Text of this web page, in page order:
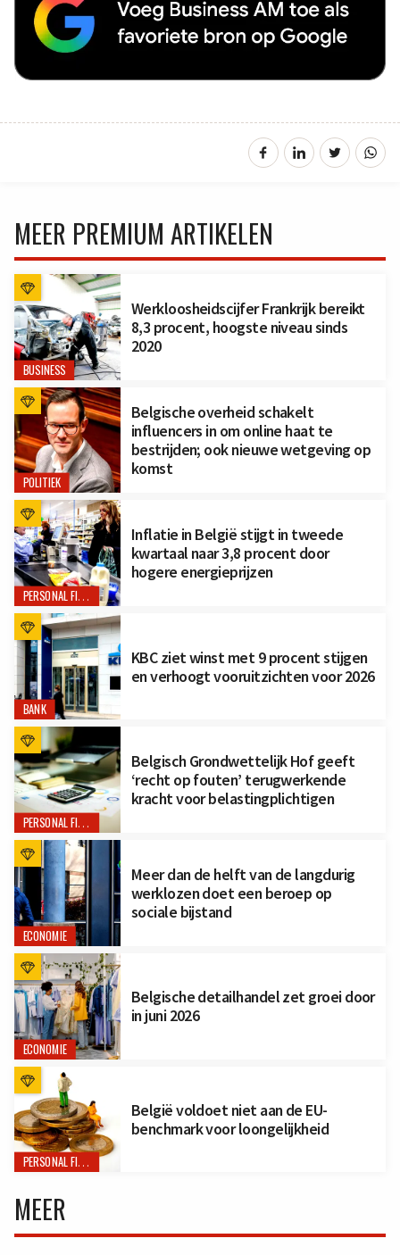
MEER PREMIUM ARTIKELEN
BUSINESS
Werkloosheidscijfer Frankrijk bereikt
8,3 procent, hoogste niveau sinds
2020
POLITIEK
Belgische overheid schakelt
influencers in om online haat te
bestrijden; ook nieuwe wetgeving op
komst
PERSONAL FINANCE
Inflatie in België stijgt in tweede
kwartaal naar 3,8 procent door
hogere energieprijzen
BANK
KBC ziet winst met 9 procent stijgen
en verhoogt vooruitzichten voor 2026
PERSONAL FINANCE
Belgisch Grondwettelijk Hof geeft
‘recht op fouten’ terugwerkende
kracht voor belastingplichtigen
ECONOMIE
Meer dan de helft van de langdurig
werklozen doet een beroep op
sociale bijstand
ECONOMIE
Belgische detailhandel zet groei door
in juni 2026
PERSONAL FINANCE
België voldoet niet aan de EU-
benchmark voor loongelijkheid
MEER